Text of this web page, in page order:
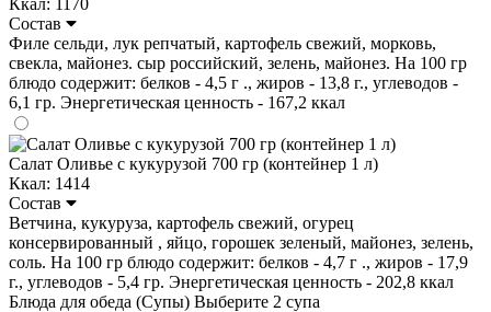
Состав
Филе сельди, лук репчатый, картофель свежий, морковь,
свекла, майонез. сыр российский, зелень, майонез. На 100 гр
блюдо содержит: белков - 4,5 г ., жиров - 13,8 г., углеводов -
6,1 гр. Энергетическая ценность - 167,2 ккал
Салат Оливье с кукурузой 700 гр (контейнер 1 л)
Ккал: 1414
Состав
Ветчина, кукуруза, картофель свежий, огурец
консервированный , яйцо, горошек зеленый, майонез, зелень,
соль. На 100 гр блюдо содержит: белков - 4,7 г ., жиров - 17,9
г., углеводов - 5,4 гр. Энергетическая ценность - 202,8 ккал
Блюда для обеда (Супы) Выберите 2 супа